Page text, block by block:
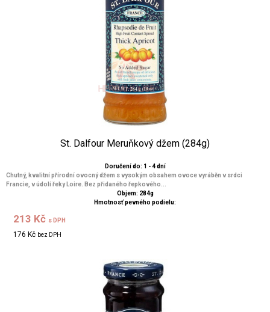
St. Dalfour Meruňkový džem (284g)
Doručení do: 1 - 4 dní
Chutný, kvalitní přírodní ovocný džem s vysokým obsahem ovoce vyráběn v srdci
Francie, v údolí řeky Loire. Bez přidaného řepkového...
Objem: 284g
Hmotnosť pevného podielu:
213 Kč s DPH
176 Kč bez DPH